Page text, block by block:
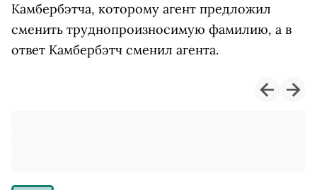
Камбербэтча, которому агент предложил
сменить труднопроизносимую фамилию, а в
ответ Камбербэтч сменил агента.